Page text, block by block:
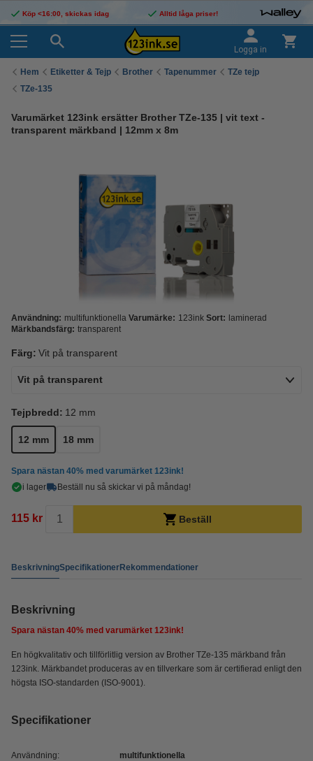
Köp <16:00, skickas idag Alltid låga priser!
Logga in
Hem Etiketter & Tejp Brother Tapenummer
TZe tejp
TZe-135
Varumärket 123ink ersätter Brother TZe-135 | vit text -
transparent märkband | 12mm x 8m
Användning: multifunktionella Varumärke: 123ink Sort: laminerad
Märkbandsfärg: transparent
Färg: Vit på transparent
Vit på transparent
Tejpbredd: 12 mm
12 mm 18 mm
Spara nästan 40% med varumärket 123ink!
i lager
Beställ nu så skickar vi på måndag!
115 kr Beställ
BeskrivningSpecifikationerRekommendationer
Beskrivning
Spara nästan 40% med varumärket 123ink!
En högkvalitativ och tillförlitlig version av Brother TZe-135 märkband från
123ink. Märkbandet produceras av en tillverkare som är certifierad enligt den
högsta ISO-standarden (ISO-9001).
Specifikationer
Användning: multifunktionella